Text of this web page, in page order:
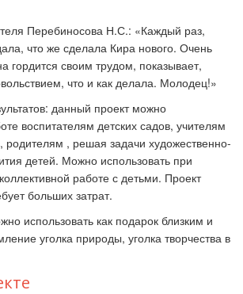
Перебиносова Н.С.: «Каждый раз,
что же сделала Кира нового. Очень
гордится своим трудом, показывает,
что и как делала. Молодец!»
данный проект можно
воспитателям детских садов, учителям
родителям , решая задачи художественно-
детей. Можно использовать при
работе с детьми. Проект
больших затрат.
использовать как подарок близким и
уголка природы, уголка творчества в